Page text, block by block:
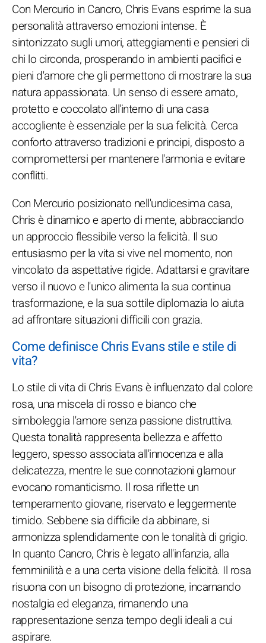
Con Mercurio in Cancro, Chris Evans esprime la sua
personalità attraverso emozioni intense. È
sintonizzato sugli umori, atteggiamenti e pensieri di
chi lo circonda, prosperando in ambienti pacifici e
pieni d'amore che gli permettono di mostrare la sua
natura appassionata. Un senso di essere amato,
protetto e coccolato all'interno di una casa
accogliente è essenziale per la sua felicità. Cerca
conforto attraverso tradizioni e principi, disposto a
compromettersi per mantenere l'armonia e evitare
conflitti.
Con Mercurio posizionato nell'undicesima casa,
Chris è dinamico e aperto di mente, abbracciando
un approccio flessibile verso la felicità. Il suo
entusiasmo per la vita si vive nel momento, non
vincolato da aspettative rigide. Adattarsi e gravitare
verso il nuovo e l'unico alimenta la sua continua
trasformazione, e la sua sottile diplomazia lo aiuta
ad affrontare situazioni difficili con grazia.
Come definisce Chris Evans stile e stile di
vita?
Lo stile di vita di Chris Evans è influenzato dal colore
rosa, una miscela di rosso e bianco che
simboleggia l'amore senza passione distruttiva.
Questa tonalità rappresenta bellezza e affetto
leggero, spesso associata all'innocenza e alla
delicatezza, mentre le sue connotazioni glamour
evocano romanticismo. Il rosa riflette un
temperamento giovane, riservato e leggermente
timido. Sebbene sia difficile da abbinare, si
armonizza splendidamente con le tonalità di grigio.
In quanto Cancro, Chris è legato all'infanzia, alla
femminilità e a una certa visione della felicità. Il rosa
risuona con un bisogno di protezione, incarnando
nostalgia ed eleganza, rimanendo una
rappresentazione senza tempo degli ideali a cui
aspirare.